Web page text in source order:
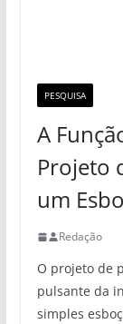
PESQUISA
A
Projeto
um
Redação
O projeto de
pulsante da
simples